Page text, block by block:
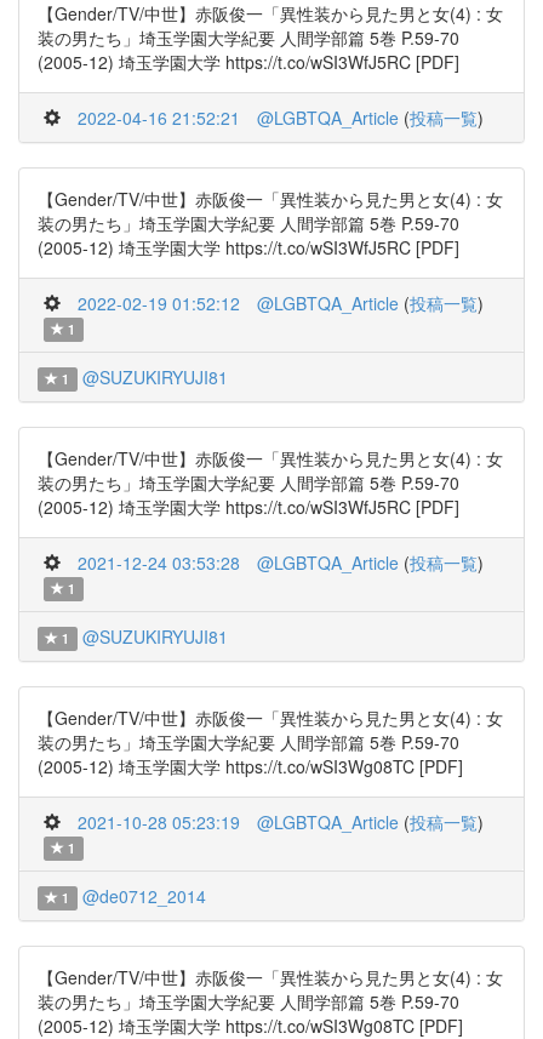
【Gender/TV/中世】赤阪俊一「異性装から見た男と女(4) : 女
装の男たち」埼玉学園大学紀要 人間学部篇 5巻 P.59-70
(2005-12) 埼玉学園大学 https://t.co/wSI3WfJ5RC [PDF]
2022-04-16 21:52:21 @LGBTQA_Article (投稿一覧)
【Gender/TV/中世】赤阪俊一「異性装から見た男と女(4) : 女
装の男たち」埼玉学園大学紀要 人間学部篇 5巻 P.59-70
(2005-12) 埼玉学園大学 https://t.co/wSI3WfJ5RC [PDF]
2022-02-19 01:52:12 @LGBTQA_Article (投稿一覧)
1
1 @SUZUKIRYUJI81
【Gender/TV/中世】赤阪俊一「異性装から見た男と女(4) : 女
装の男たち」埼玉学園大学紀要 人間学部篇 5巻 P.59-70
(2005-12) 埼玉学園大学 https://t.co/wSI3WfJ5RC [PDF]
2021-12-24 03:53:28 @LGBTQA_Article (投稿一覧)
1
1 @SUZUKIRYUJI81
【Gender/TV/中世】赤阪俊一「異性装から見た男と女(4) : 女
装の男たち」埼玉学園大学紀要 人間学部篇 5巻 P.59-70
(2005-12) 埼玉学園大学 https://t.co/wSI3Wg08TC [PDF]
2021-10-28 05:23:19 @LGBTQA_Article (投稿一覧)
1
1 @de0712_2014
【Gender/TV/中世】赤阪俊一「異性装から見た男と女(4) : 女
装の男たち」埼玉学園大学紀要 人間学部篇 5巻 P.59-70
(2005-12) 埼玉学園大学 https://t.co/wSI3Wg08TC [PDF]